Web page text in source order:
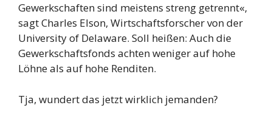
Gewerkschaften sind meistens streng getrennt«,
sagt Charles Elson, Wirtschaftsforscher von der
University of Delaware. Soll heißen: Auch die
Gewerkschaftsfonds achten weniger auf hohe
Löhne als auf hohe Renditen.
Tja, wundert das jetzt wirklich jemanden?